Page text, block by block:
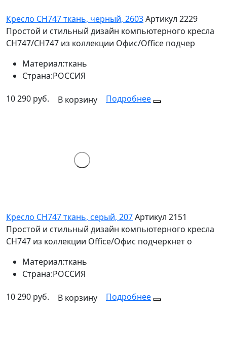
Кресло СН747 ткань, черный, 2603Артикул 2229
Простой и стильный дизайн компьютерного кресла
СН747/CH747 из коллекции Офис/Office подчер
Материал:ткань
Страна:РОССИЯ
10 290 руб. В корзину Подробнее
Кресло СН747 ткань, серый, 207Артикул 2151
Простой и стильный дизайн компьютерного кресла
CH747 из коллекции Office/Офис подчеркнет о
Материал:ткань
Страна:РОССИЯ
10 290 руб. В корзину Подробнее